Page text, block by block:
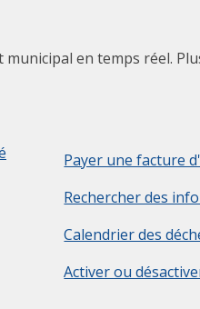
en temps réel.
Payer une facture
Rechercher des
Calendrier des
Activer ou